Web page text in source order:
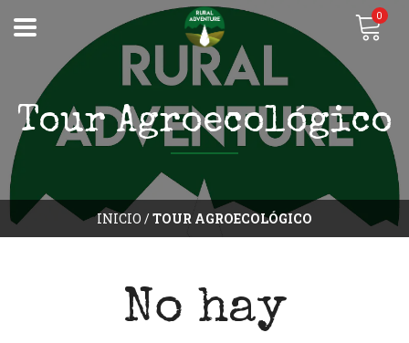
0
INICIO /TOUR AGROECOLÓGICO
Tour Agroecológico
No hay